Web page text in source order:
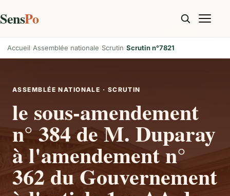
SensPo
Accueil Assemblée nationale Scrutin Scrutin n°7821
ASSEMBLÉE NATIONALE · SCRUTIN
le sous-amendement
n° 384 de M. Duparay
à l'amendement n°
362 du Gouvernement